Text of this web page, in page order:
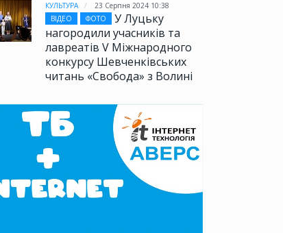
КУЛЬТУРА
23 Серпня 2024 10:38
ВІДЕО
ФОТО
У Луцьку
нагородили учасників та
лавреатів V Міжнародного
конкурсу Шевченківських
читань «Свобода» з Волині